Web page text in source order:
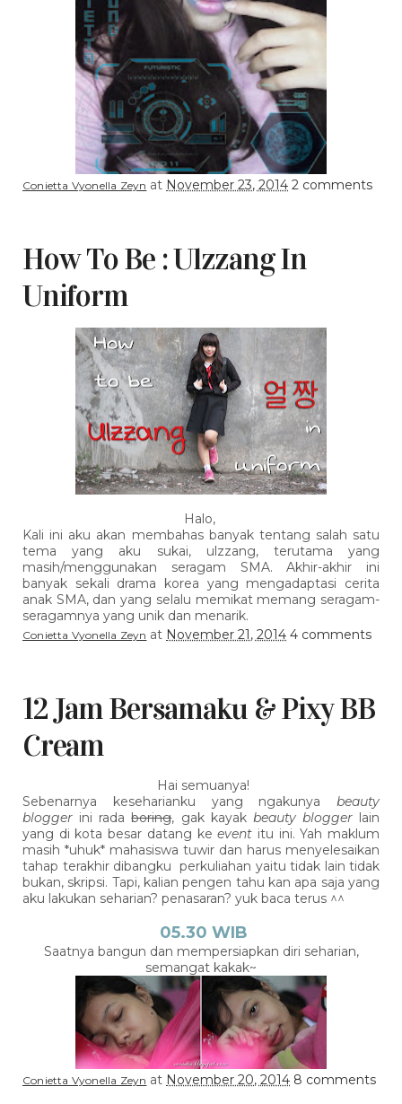
Conietta Vyonella Zeyn at November 23, 2014 2 comments
How To Be : Ulzzang In
Uniform
Halo,
Kali ini aku akan membahas banyak tentang salah satu
tema yang aku sukai, ulzzang, terutama yang
masih/menggunakan seragam SMA. Akhir-akhir ini
banyak sekali drama korea yang mengadaptasi cerita
anak SMA, dan yang selalu memikat memang seragam-
seragamnya yang unik dan menarik.
Conietta Vyonella Zeyn at November 21, 2014 4 comments
12 Jam Bersamaku & Pixy BB
Cream
Hai semuanya!
Sebenarnya keseharianku yang ngakunya beauty
blogger ini radaboring, gak kayak beauty blogger lain
yang di kota besar datang keevent itu ini. Yah maklum
masih *uhuk* mahasiswa tuwir dan harus menyelesaikan
tahap terakhir dibangku perkuliahan yaitu tidak lain tidak
bukan, skripsi. Tapi, kalian pengen tahu kan apa saja yang
aku lakukan seharian? penasaran? yuk baca terus ^^
05.30 WIB
Saatnya bangun dan mempersiapkan diri seharian,
semangat kakak~
Conietta Vyonella Zeyn at November 20, 2014 8 comments